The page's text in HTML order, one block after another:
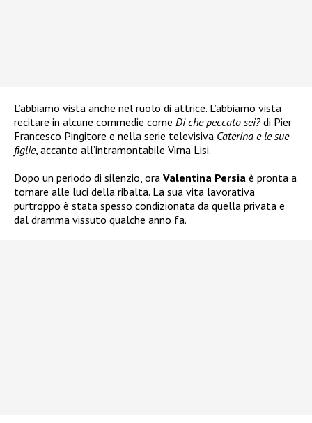
L’abbiamo vista anche nel ruolo di attrice. L’abbiamo vista
recitare in alcune commedie come Di che peccato sei? di Pier
Francesco Pingitore e nella serie televisiva Caterina e le sue
figlie, accanto all’intramontabile Virna Lisi.
Dopo un periodo di silenzio, ora Valentina Persia è pronta a
tornare alle luci della ribalta. La sua vita lavorativa
purtroppo è stata spesso condizionata da quella privata e
dal dramma vissuto qualche anno fa.